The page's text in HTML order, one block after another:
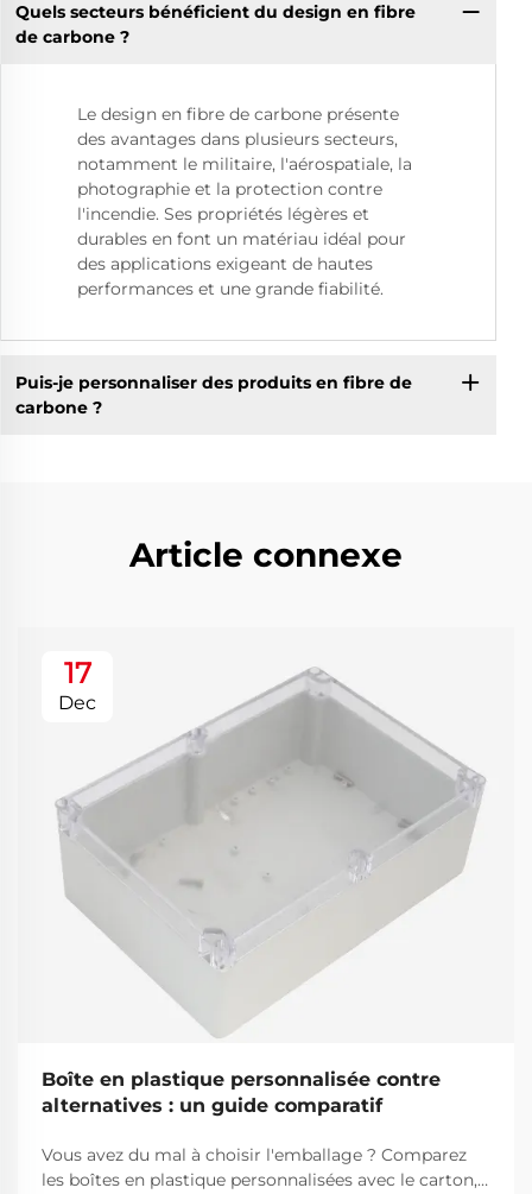
Quels secteurs bénéficient du design en fibre
de carbone ?
Le design en fibre de carbone présente
des avantages dans plusieurs secteurs,
notamment le militaire, l'aérospatiale, la
photographie et la protection contre
l'incendie. Ses propriétés légères et
durables en font un matériau idéal pour
des applications exigeant de hautes
performances et une grande fiabilité.
Puis-je personnaliser des produits en fibre de
carbone ?
Article connexe
17
Dec
Boîte en plastique personnalisée contre
alternatives : un guide comparatif
Vous avez du mal à choisir l'emballage ? Comparez
les boîtes en plastique personnalisées avec le carton,